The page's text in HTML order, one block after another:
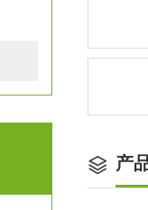
产